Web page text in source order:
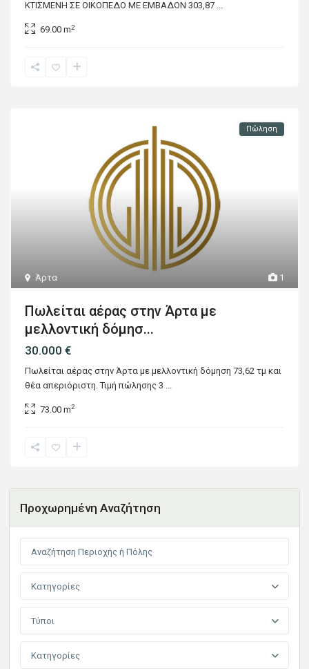
ΚΤΙΣΜΕΝΗ ΣΕ ΟΙΚΟΠΕΔΟ ΜΕ ΕΜΒΑΔΟΝ 303,87 ...
69.00 m2
1
Άρτα
Πώληση
Πωλείται αέρας στην Άρτα με
μελλοντική δόμησ...
30.000 €
Πωλείται αέρας στην Άρτα με μελλοντική δόμηση 73,62 τμ και
θέα απεριόριστη. Τιμή πώλησης 3 ...
73.00 m2
Προχωρημένη Αναζήτηση
Κατηγορίες
Τύποι
Κατηγορίες